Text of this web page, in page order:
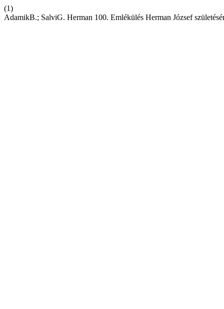
(1)
AdamikB.; SalviG. Herman 100. Emlékülés Herman József